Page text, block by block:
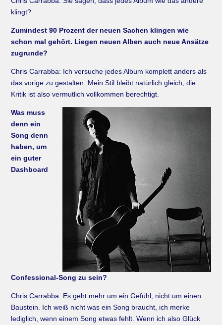
klingt?
Zumindest 90 Prozent der neuen Sachen klingen wie
schon mal gehört. Liegen neuen Alben auch neue Ansätze
zugrunde?
Chris Carrabba: Ich versuche jedes Album komplett anders als
das vorige zu gestalten. Mein Stil bleibt natürlich gleich, die
Kritik ist also vermutlich vollkommen berechtigt.
Was muss
denn ein
Song denn
haben, um
ein guter
Dashboard
Confessional-Song zu sein?
Chris Carrabba: Es geht mehr um ein Gefühl, nicht um einen
Baustein. Ich weiß nicht was ein Song braucht, ich merke
lediglich, wenn einem Song etwas fehlt. Wenn ich also Glück